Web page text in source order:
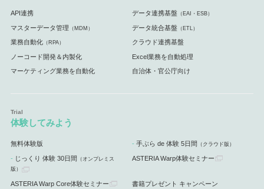
API連携 データ連携基盤 （EAI・ESB）
マスターデータ管理 （MDM） データ統合基盤 （ETL）
業務自動化（RPA） クラウド連携基盤
ノーコード開発＆内製化 Excel業務を自動処理
マーケティング業務を自動化 自治体・官公庁向け
体験してみよう
無料体験版 手ぶら de 体験 5日間 （クラウド版）
じっくり 体験 30日間 （オンプレミス
版）
ASTERIA Warp体験セミナー
ASTERIA Warp Core体験セミナー 書籍プレゼント キャンペーン